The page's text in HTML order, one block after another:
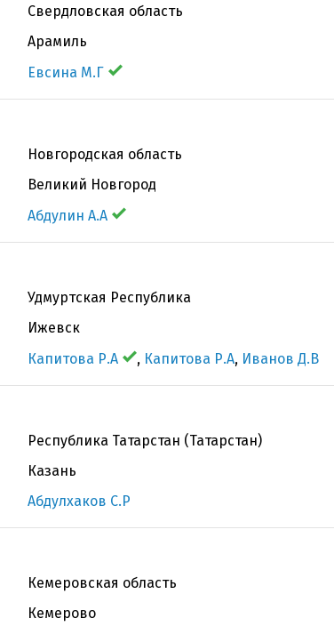
Свердловская область
Арамиль
Евсина М.Г
Новгородская область
Великий Новгород
Абдулин А.А
Удмуртская Республика
Ижевск
Капитова Р.А , Капитова Р.А, Иванов Д.В
Республика Татарстан (Татарстан)
Казань
Абдулхаков С.Р
Кемеровская область
Кемерово